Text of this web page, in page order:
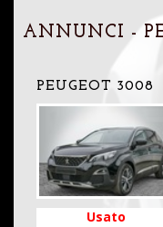
ANNUNCI -
PEUGEOT 3008
Usato